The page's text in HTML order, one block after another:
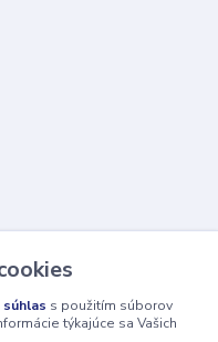
súhlas s použitím súborov
týkajúce sa Vašich